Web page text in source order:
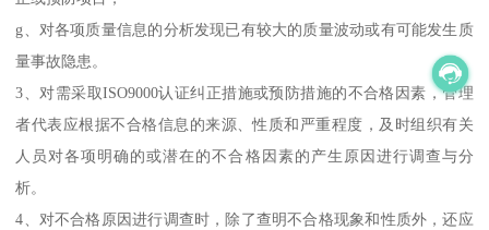
g、对各项质量信息的分析发现已有较大的质量波动或有可能发生质
量事故隐患。
3、对需采取ISO9000认证纠正措施或预防措施的不合格因素，管理
者代表应根据不合格信息的来源、性质和严重程度，及时组织有关
人员对各项明确的或潜在的不合格因素的产生原因进行调查与分
析。
4、对不合格原因进行调查时，除了查明不合格现象和性质外，还应